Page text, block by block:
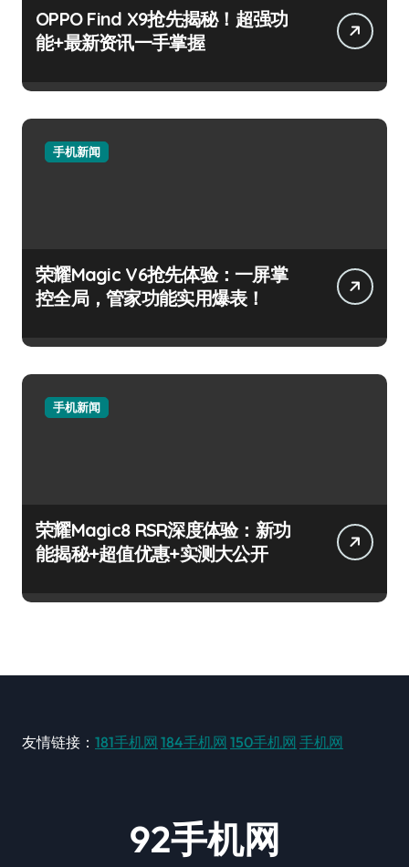
OPPO Find X9抢先揭秘！超强功
能+最新资讯一手掌握
手机新闻
荣耀Magic V6抢先体验：一屏掌
控全局，管家功能实用爆表！
手机新闻
荣耀Magic8 RSR深度体验：新功
能揭秘+超值优惠+实测大公开
友情链接： 181手机网 184手机网 150手机网 手机网
92手机网